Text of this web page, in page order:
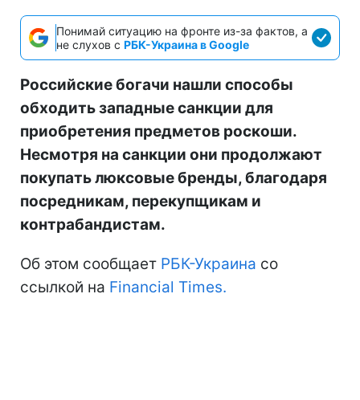
Понимай ситуацию на фронте из-за фактов, а
не слухов с РБК-Украина в Google
Российские богачи нашли способы
обходить западные санкции для
приобретения предметов роскоши.
Несмотря на санкции они продолжают
покупать люксовые бренды, благодаря
посредникам, перекупщикам и
контрабандистам.
Об этом сообщает РБК-Украина со
ссылкой на Financial Times.